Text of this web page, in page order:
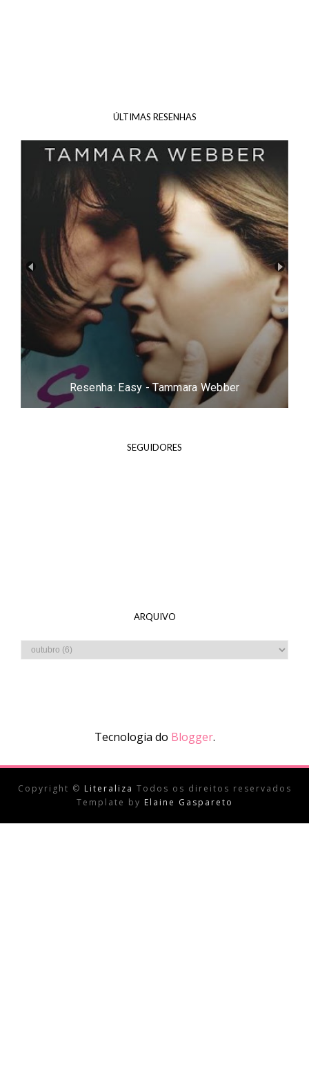
ÚLTIMAS RESENHAS
Resenha: Easy - Tammara Webber
SEGUIDORES
ARQUIVO
Tecnologia do Blogger.
Copyright © Literaliza Todos os direitos reservados
Template by Elaine Gaspareto